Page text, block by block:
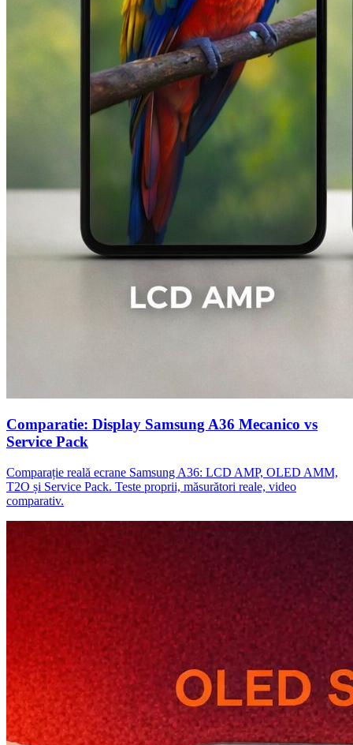
Comparatie: Display Samsung A36 Mecanico vs
Service Pack
Comparație reală ecrane Samsung A36: LCD AMP, OLED AMM,
T2O și Service Pack. Teste proprii, măsurători reale, video
comparativ.